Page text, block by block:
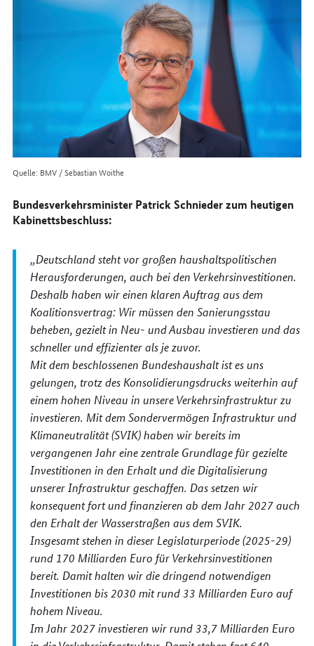
Quelle: BMV / Sebastian Woithe
Bundesverkehrsminister Patrick Schnieder zum heutigen
Kabinettsbeschluss:
Deutschland steht vor großen haushaltspolitischen
Herausforderungen, auch bei den Verkehrsinvestitionen.
Deshalb haben wir einen klaren Auftrag aus dem
Koalitionsvertrag: Wir müssen den Sanierungsstau
beheben, gezielt in Neu- und Ausbau investieren und das
schneller und effizienter als je zuvor.
Mit dem beschlossenen Bundeshaushalt ist es uns
gelungen, trotz des Konsolidierungsdrucks weiterhin auf
einem hohen Niveau in unsere Verkehrsinfrastruktur zu
investieren. Mit dem Sondervermögen Infrastruktur und
Klimaneutralität (SVIK) haben wir bereits im
vergangenen Jahr eine zentrale Grundlage für gezielte
Investitionen in den Erhalt und die Digitalisierung
unserer Infrastruktur geschaffen. Das setzen wir
konsequent fort und finanzieren ab dem Jahr 2027 auch
den Erhalt der Wasserstraßen aus dem SVIK.
Insgesamt stehen in dieser Legislaturperiode (2025-29)
rund 170 Milliarden Euro für Verkehrsinvestitionen
bereit. Damit halten wir die dringend notwendigen
Investitionen bis 2030 mit rund 33 Milliarden Euro auf
hohem Niveau.
Im Jahr 2027 investieren wir rund 33,7 Milliarden Euro